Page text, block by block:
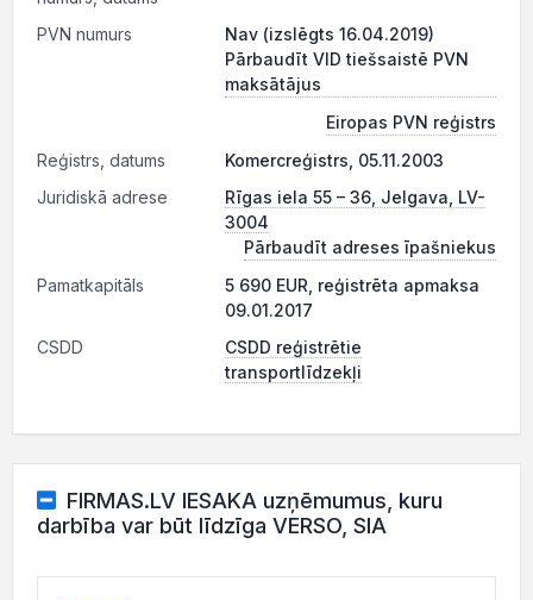
PVN numurs
Nav (izslēgts 16.04.2019)
Pārbaudīt VID tiešsaistē PVN
maksātājus
Eiropas PVN reģistrs
Reģistrs, datums
Komercreģistrs, 05.11.2003
Juridiskā adrese
Rīgas iela 55 – 36, Jelgava, LV-
3004
Pārbaudīt adreses īpašniekus
Pamatkapitāls
5 690 EUR, reģistrēta apmaksa
09.01.2017
CSDD
CSDD reģistrētie
transportlīdzekļi
FIRMAS.LV IESAKA uzņēmumus, kuru
darbība var būt līdzīga VERSO, SIA